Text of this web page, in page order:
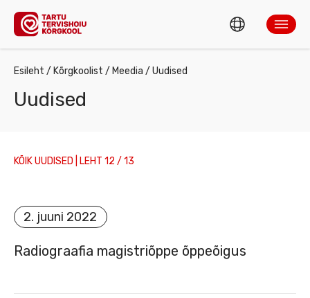
ÕPPIMINE
TEADUS JA ARENDUSTEGEVUS
KÕRGKOOLIST
Esileht / Kõrgkoolist / Meedia / Uudised
Uudised
KÕIK UUDISED | LEHT 12 / 13
2. juuni 2022
Radiograafia magistriõppe õppeõigus